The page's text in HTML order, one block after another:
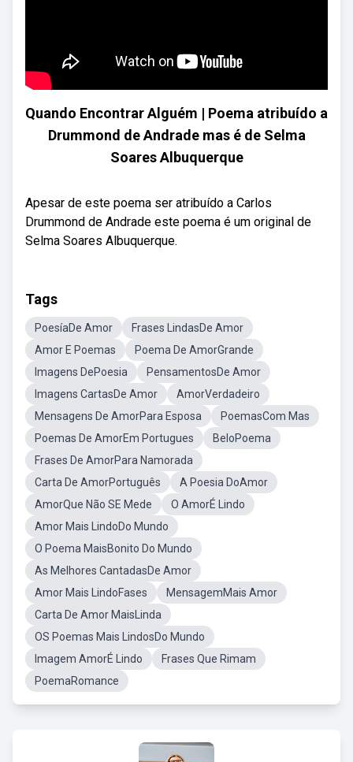
Quando Encontrar Alguém | Poema atribuído a
Drummond de Andrade mas é de Selma
Soares Albuquerque
Apesar de este poema ser atribuído a Carlos
Drummond de Andrade este poema é um original de
Selma Soares Albuquerque.
Tags
PoesíaDe Amor
Frases LindasDe Amor
Amor E Poemas
Poema De AmorGrande
Imagens DePoesia
PensamentosDe Amor
Imagens CartasDe Amor
AmorVerdadeiro
Mensagens De AmorPara Esposa
PoemasCom Mas
Poemas De AmorEm Portugues
BeloPoema
Frases De AmorPara Namorada
Carta De AmorPortuguês
A Poesia DoAmor
AmorQue Não SE Mede
O AmorÉ Lindo
Amor Mais LindoDo Mundo
O Poema MaisBonito Do Mundo
As Melhores CantadasDe Amor
Amor Mais LindoFases
MensagemMais Amor
Carta De Amor MaisLinda
OS Poemas Mais LindosDo Mundo
Imagem AmorÉ Lindo
Frases Que Rimam
PoemaRomance